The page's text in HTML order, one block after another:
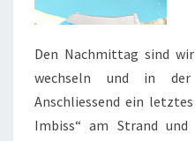
Den Nachmittag sind
wechseln und in der
Anschliessend ein
Imbiss“ am Strand